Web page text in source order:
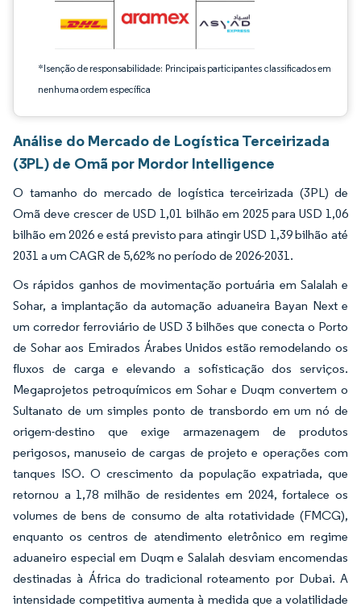
*Isenção de responsabilidade: Principais participantes classificados em
nenhuma ordem específica
Análise do Mercado de Logística Terceirizada
(3PL) de Omã por Mordor Intelligence
O tamanho do mercado de logística terceirizada (3PL) de
Omã deve crescer de USD 1,01 bilhão em 2025 para USD 1,06
bilhão em 2026 e está previsto para atingir USD 1,39 bilhão até
2031 a um CAGR de 5,62% no período de 2026-2031.
Os rápidos ganhos de movimentação portuária em Salalah e
Sohar, a implantação da automação aduaneira Bayan Next e
um corredor ferroviário de USD 3 bilhões que conecta o Porto
de Sohar aos Emirados Árabes Unidos estão remodelando os
fluxos de carga e elevando a sofisticação dos serviços.
Megaprojetos petroquímicos em Sohar e Duqm convertem o
Sultanato de um simples ponto de transbordo em um nó de
origem-destino que exige armazenagem de produtos
perigosos, manuseio de cargas de projeto e operações com
tanques ISO. O crescimento da população expatriada, que
retornou a 1,78 milhão de residentes em 2024, fortalece os
volumes de bens de consumo de alta rotatividade (FMCG),
enquanto os centros de atendimento eletrônico em regime
aduaneiro especial em Duqm e Salalah desviam encomendas
destinadas à África do tradicional roteamento por Dubai. A
intensidade competitiva aumenta à medida que a volatilidade